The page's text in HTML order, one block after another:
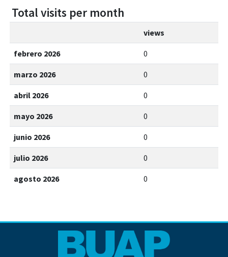
Total visits per month
views
febrero 2026 0
marzo 2026 0
abril 2026 0
mayo 2026 0
junio 2026 0
julio 2026 0
agosto 2026 0